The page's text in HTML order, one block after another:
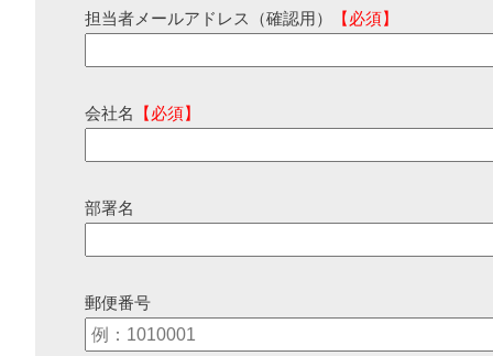
担当者メールアドレス（確認用） 【必須】
会社名 【必須】
部署名
郵便番号